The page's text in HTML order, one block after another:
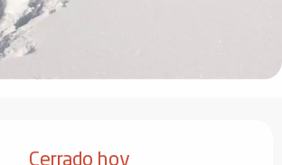
Cerrado hoy